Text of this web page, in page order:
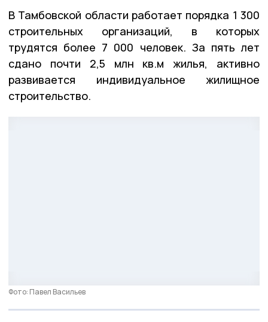
В Тамбовской области работает порядка 1 300
строительных организаций, в которых
трудятся более 7 000 человек. За пять лет
сдано почти 2,5 млн кв.м жилья, активно
развивается индивидуальное жилищное
строительство.
Фото: Павел Васильев